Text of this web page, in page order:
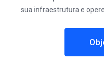
sua infraestrutura e